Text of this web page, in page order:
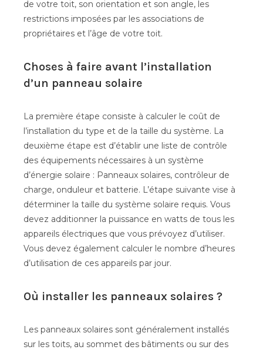
de votre toit, son orientation et son angle, les
restrictions imposées par les associations de
propriétaires et l’âge de votre toit.
Choses à faire avant l’installation
d’un panneau solaire
La première étape consiste à calculer le coût de
l’installation du type et de la taille du système. La
deuxième étape est d’établir une liste de contrôle
des équipements nécessaires à un système
d’énergie solaire : Panneaux solaires, contrôleur de
charge, onduleur et batterie. L’étape suivante vise à
déterminer la taille du système solaire requis. Vous
devez additionner la puissance en watts de tous les
appareils électriques que vous prévoyez d’utiliser.
Vous devez également calculer le nombre d’heures
d’utilisation de ces appareils par jour.
Où installer les panneaux solaires ?
Les panneaux solaires sont généralement installés
sur les toits, au sommet des bâtiments ou sur des